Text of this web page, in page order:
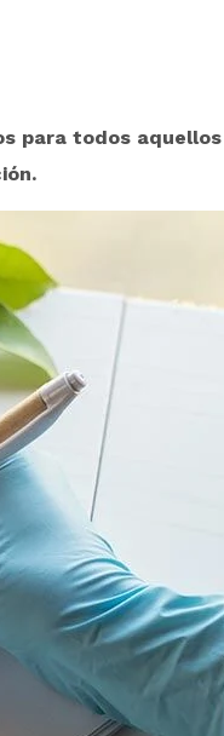
para todos aquellos